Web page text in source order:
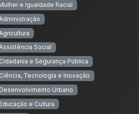
e Igualdade Racial
Social
e Segurança Pública
Tecnologia e Inovação
Urbano
e Cultura